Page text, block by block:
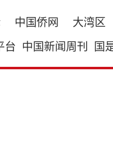
中国侨网 大湾区
台 中国新闻周刊 国